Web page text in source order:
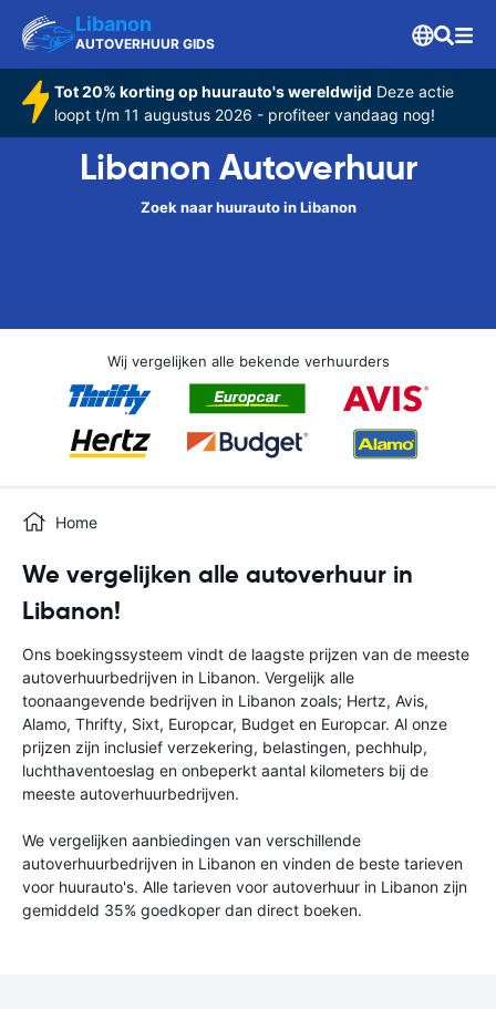
Libanon
AUTOVERHUUR GIDS
Tot 20% korting op huurauto's wereldwijd Deze actie
loopt t/m 11 augustus 2026 - profiteer vandaag nog!
Libanon Autoverhuur
Zoek naar huurauto in Libanon
Wij vergelijken alle bekende verhuurders
Home
We vergelijken alle autoverhuur in
Libanon!
Ons boekingssysteem vindt de laagste prijzen van de meeste
autoverhuurbedrijven in Libanon. Vergelijk alle
toonaangevende bedrijven in Libanon zoals; Hertz, Avis,
Alamo, Thrifty, Sixt, Europcar, Budget en Europcar. Al onze
prijzen zijn inclusief verzekering, belastingen, pechhulp,
luchthaventoeslag en onbeperkt aantal kilometers bij de
meeste autoverhuurbedrijven.
We vergelijken aanbiedingen van verschillende
autoverhuurbedrijven in Libanon en vinden de beste tarieven
voor huurauto's. Alle tarieven voor autoverhuur in Libanon zijn
gemiddeld 35% goedkoper dan direct boeken.